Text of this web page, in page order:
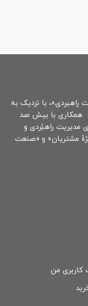
با نزدیک به
و همکاری با بیش صد
مدیریت راهبُردی و
مشتریان» و «صنعت
من